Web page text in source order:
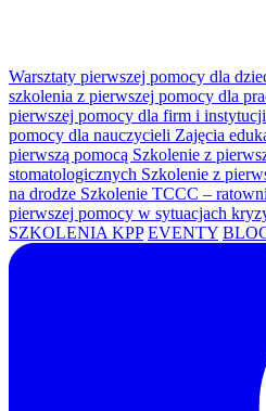
Warsztaty pierwszej pomocy dla
szkolenia z pierwszej pomocy dla
pierwszej pomocy dla firm i instytucji
pomocy dla nauczycieli Zajęcia
pierwszą pomocą Szkolenie z
stomatologicznych Szkolenie z
na drodze Szkolenie TCCC –
pierwszej pomocy w sytuacjach
SZKOLENIA KPP EVENTY